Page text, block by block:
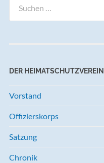
nach:
DER HEIMATSCHUTZVEREIN
Vorstand
Offizierskorps
Satzung
Chronik